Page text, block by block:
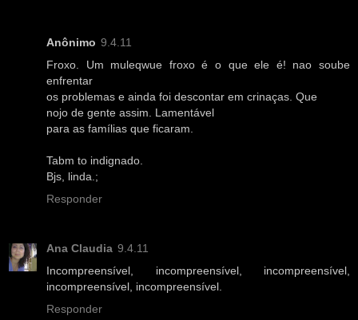
Anônimo 9.4.11
Froxo. Um muleqwue froxo é o que ele é! nao soube
enfrentar
os problemas e ainda foi descontar em crinaças. Que
nojo de gente assim. Lamentável
para as famílias que ficaram.
Tabm to indignado.
Bjs, linda.;
Responder
Ana Claudia 9.4.11
Incompreensível, incompreensível, incompreensível,
incompreensível, incompreensível.
Responder